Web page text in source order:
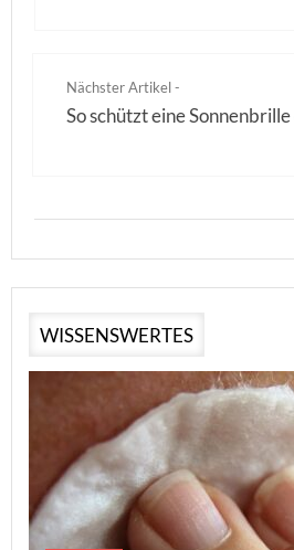
Nächster Artikel -
So schützt eine
WISSENSWERTES